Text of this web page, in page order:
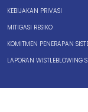
KEBIJAKAN PRIVASI
MITIGASI RESIKO
KOMITMEN PENERAPAN
LAPORAN WISTLEBLOWING